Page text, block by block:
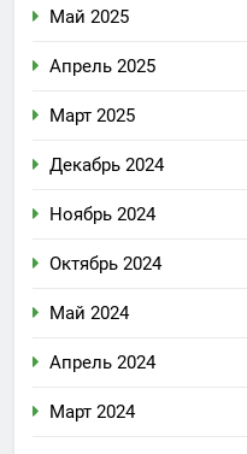
Май 2025
Апрель 2025
Март 2025
Декабрь 2024
Ноябрь 2024
Октябрь 2024
Май 2024
Апрель 2024
Март 2024